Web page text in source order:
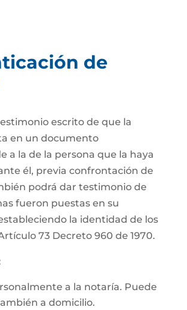
de
escrito de que la
en un documento
a la de la persona que la haya
él, previa confrontación de
podrá dar testimonio de
fueron puestas en su
la identidad de los
73 Decreto 960 de 1970.
a la notaría. Puede
a domicilio.